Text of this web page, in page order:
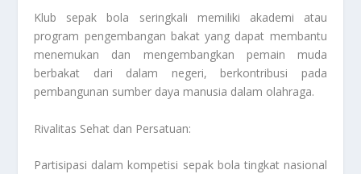
Klub sepak bola seringkali memiliki akademi atau
program pengembangan bakat yang dapat membantu
menemukan dan mengembangkan pemain muda
berbakat dari dalam negeri, berkontribusi pada
pembangunan sumber daya manusia dalam olahraga.
Rivalitas Sehat dan Persatuan:
Partisipasi dalam kompetisi sepak bola tingkat nasional